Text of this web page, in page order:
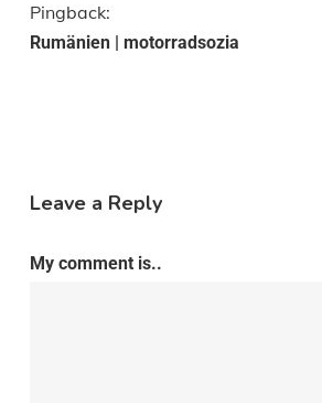
Pingback:
Rumänien | motorradsozia
Leave a Reply
My comment is..